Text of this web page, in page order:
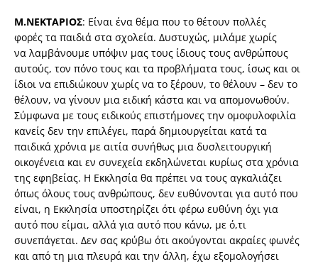
Μ.ΝΕΚΤΑΡΙΟΣ: Είναι ένα θέμα που το θέτουν πολλές
φορές τα παιδιά στα σχολεία. Δυστυχώς, μιλάμε χωρίς
να λαμβάνουμε υπόψιν μας τους ίδιους τους ανθρώπους
αυτούς, τον πόνο τους και τα προβλήματα τους, ίσως και οι
ίδιοι να επιδιώκουν χωρίς να το ξέρουν, το θέλουν – δεν το
θέλουν, να γίνουν μια ειδική κάστα και να απομονωθούν.
Σύμφωνα με τους ειδικούς επιστήμονες την ομοφυλοφιλία
κανείς δεν την επιλέγει, παρά δημιουργείται κατά τα
παιδικά χρόνια με αιτία συνήθως μια δυσλειτουργική
οικογένεια και εν συνεχεία εκδηλώνεται κυρίως στα χρόνια
της εφηβείας. Η Εκκλησία θα πρέπει να τους αγκαλιάζει
όπως όλους τους ανθρώπους, δεν ευθύνονται για αυτό που
είναι, η Εκκλησία υποστηρίζει ότι φέρω ευθύνη όχι για
αυτό που είμαι, αλλά για αυτό που κάνω, με ό,τι
συνεπάγεται. Δεν σας κρύβω ότι ακούγονται ακραίες φωνές
και από τη μια πλευρά και την άλλη, έχω εξομολογήσει